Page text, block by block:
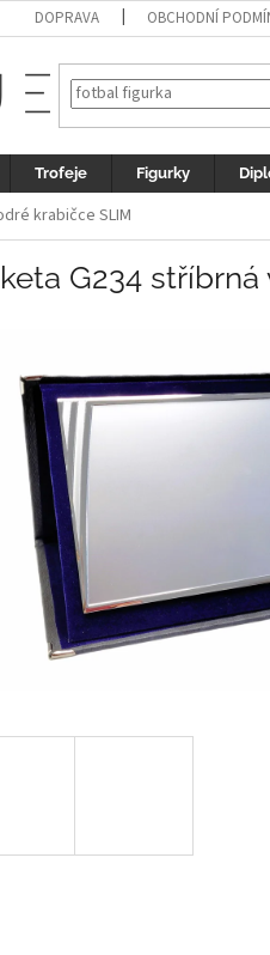
DOPRAVA OBCHODNÍ
Trofeje Figurky
krabičce SLIM
G234